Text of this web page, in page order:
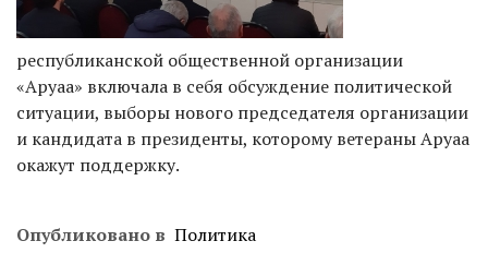
республиканской общественной организации
«Аруаа» включала в себя обсуждение политической
ситуации, выборы нового председателя организации
и кандидата в президенты, которому ветераны Аруаа
окажут поддержку.
Опубликовано в Политика